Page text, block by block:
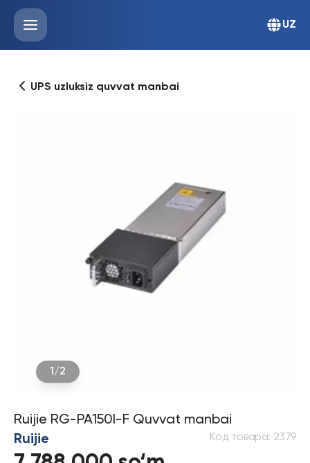
UZ
UPS uzluksiz quvvat manbai
1 /2
Ruijie RG-PA150I-F Quvvat manbai
Ruijie
Код товара: 2379